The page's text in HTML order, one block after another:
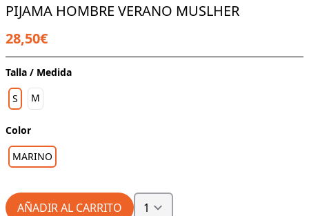
PIJAMA HOMBRE VERANO MUSLHER
28,50€
Talla / Medida
S
M
Color
MARINO
AÑADIR AL CARRITO